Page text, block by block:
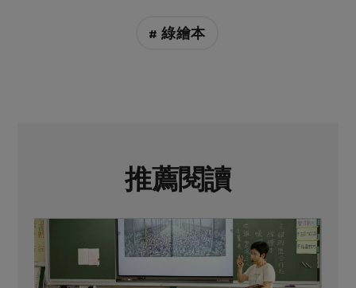
# 綠繪本
推薦閱讀